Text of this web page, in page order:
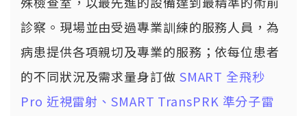
診察。現場並由受過專業訓練的服務人員，為
病患提供各項親切及專業的服務；依每位患者
的不同狀況及需求量身訂做 SMART 全飛秒
Pro 近視雷射、SMART TransPRK 準分子雷